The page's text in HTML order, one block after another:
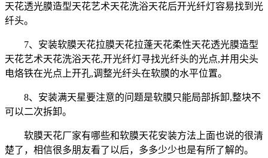
天花透光膜造型天花艺术天花洗浴天花后开光纤灯容易找到光
纤头。
7、安装软膜天花拉膜天花拉蓬天花柔性天花透光膜造型
天花艺术天花洗浴天花,开光纤灯寻找光纤头的光点,并用尖头
电烙铁在光点上开孔,调整光纤头在软膜的水平位置。
8、安装满天星要注意的问题是软膜只能局部拆卸,整块不
可以二次拆卸。
软膜天花厂家有哪些和软膜天花安装方法上面也说的很清
楚了，相信很多朋友看了以后，多多少少也是有所了解的。